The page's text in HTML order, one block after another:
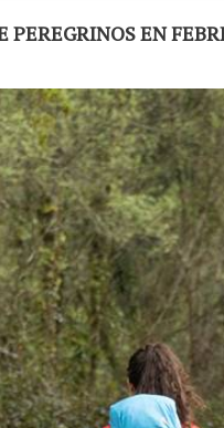
PEREGRINOS EN